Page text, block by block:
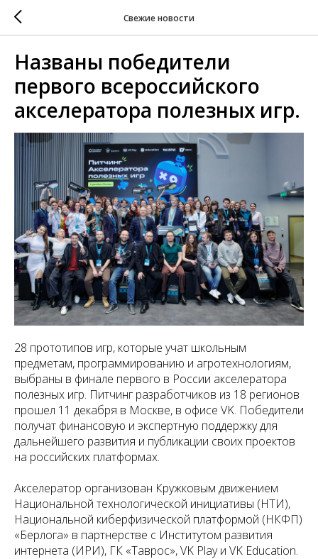
Свежие новости
Названы победители
первого всероссийского
акселератора полезных игр.
28 прототипов игр, которые учат школьным
предметам, программированию и агротехнологиям,
выбраны в финале первого в России акселератора
полезных игр. Питчинг разработчиков из 18 регионов
прошел 11 декабря в Москве, в офисе VK. Победители
получат финансовую и экспертную поддержку для
дальнейшего развития и публикации своих проектов
на российских платформах.
Акселератор организован Кружковым движением
Национальной технологической инициативы (НТИ),
Национальной киберфизической платформой (НКФП)
«Берлога» в партнерстве с Институтом развития
интернета (ИРИ), ГК «Таврос», VK Play и VK Education.